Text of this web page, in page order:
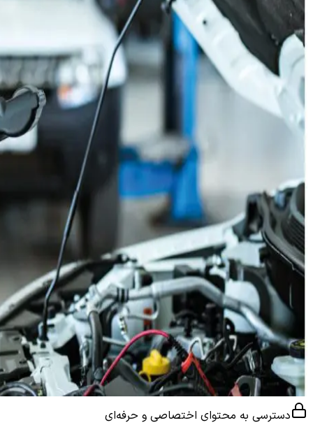
دسترسی به محتوای اختصاصی و حرفه‌ای